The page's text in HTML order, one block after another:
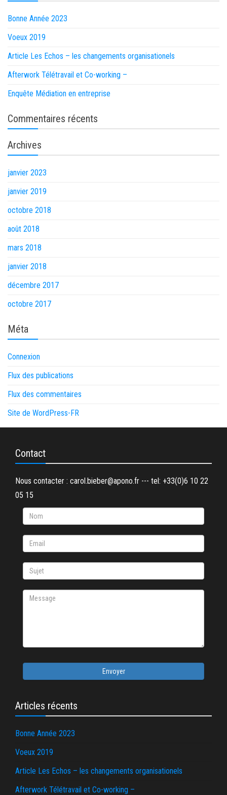
Bonne Année 2023
Voeux 2019
Article Les Echos – les changements organisationels
Afterwork Télétravail et Co-working –
Enquête Médiation en entreprise
Commentaires récents
Archives
janvier 2023
janvier 2019
octobre 2018
août 2018
mars 2018
janvier 2018
décembre 2017
octobre 2017
Méta
Connexion
Flux des publications
Flux des commentaires
Site de WordPress-FR
Contact
Nous contacter : carol.bieber@apono.fr --- tel: +33(0)6 10 22
05 15
Envoyer
Articles récents
Bonne Année 2023
Voeux 2019
Article Les Echos – les changements organisationels
Afterwork Télétravail et Co-working –